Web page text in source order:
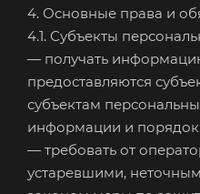
4. Основные права и
4.1. Субъекты
— получать
предоставляются
субъектам
информации и порядок
— требовать от
устаревшими,